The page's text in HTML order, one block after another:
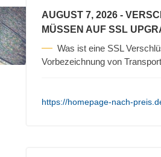
AUGUST 7, 2026 -
MÜSSEN AUF SSL
Was ist eine SSL
Vorbezeichnung von
https://homepage-nach-